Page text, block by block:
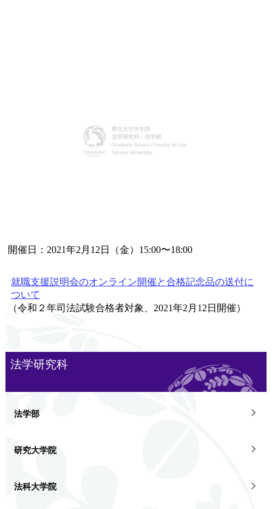
開催日：2021年2月12日（金）15:00〜18:00
就職支援説明会のオンライン開催と合格記念品の送付に
ついて
（令和２年司法試験合格者対象、2021年2月12日開催）
法学研究科
法学部
研究大学院
法科大学院